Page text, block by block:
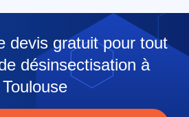
devis gratuit pour tout
désinsectisation à
Toulouse